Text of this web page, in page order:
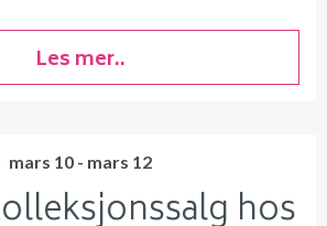
Les mer..
mars 10 - mars 12
hos